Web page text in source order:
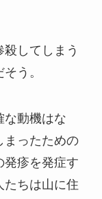
してしまう
う。
な動機はな
まったための
発疹を発症す
たちは山に住